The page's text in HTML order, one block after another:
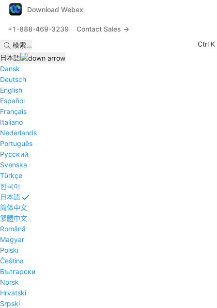
Download Webex
+1-888-469-3239
Contact Sales →
検索...
Ctrl K
日本語
Dansk
Deutsch
English
Español
Français
Italiano
Nederlands
Português
Pyccĸий
Svenska
Tϋrkçe
한국어
日本語
简体中文
繁體中文
Română
Magyar
Polski
Čeština
Български
Norsk
Hrvatski
Srpski